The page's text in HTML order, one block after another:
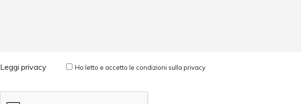
Leggi privacy Ho letto e accetto le condizioni sulla privacy